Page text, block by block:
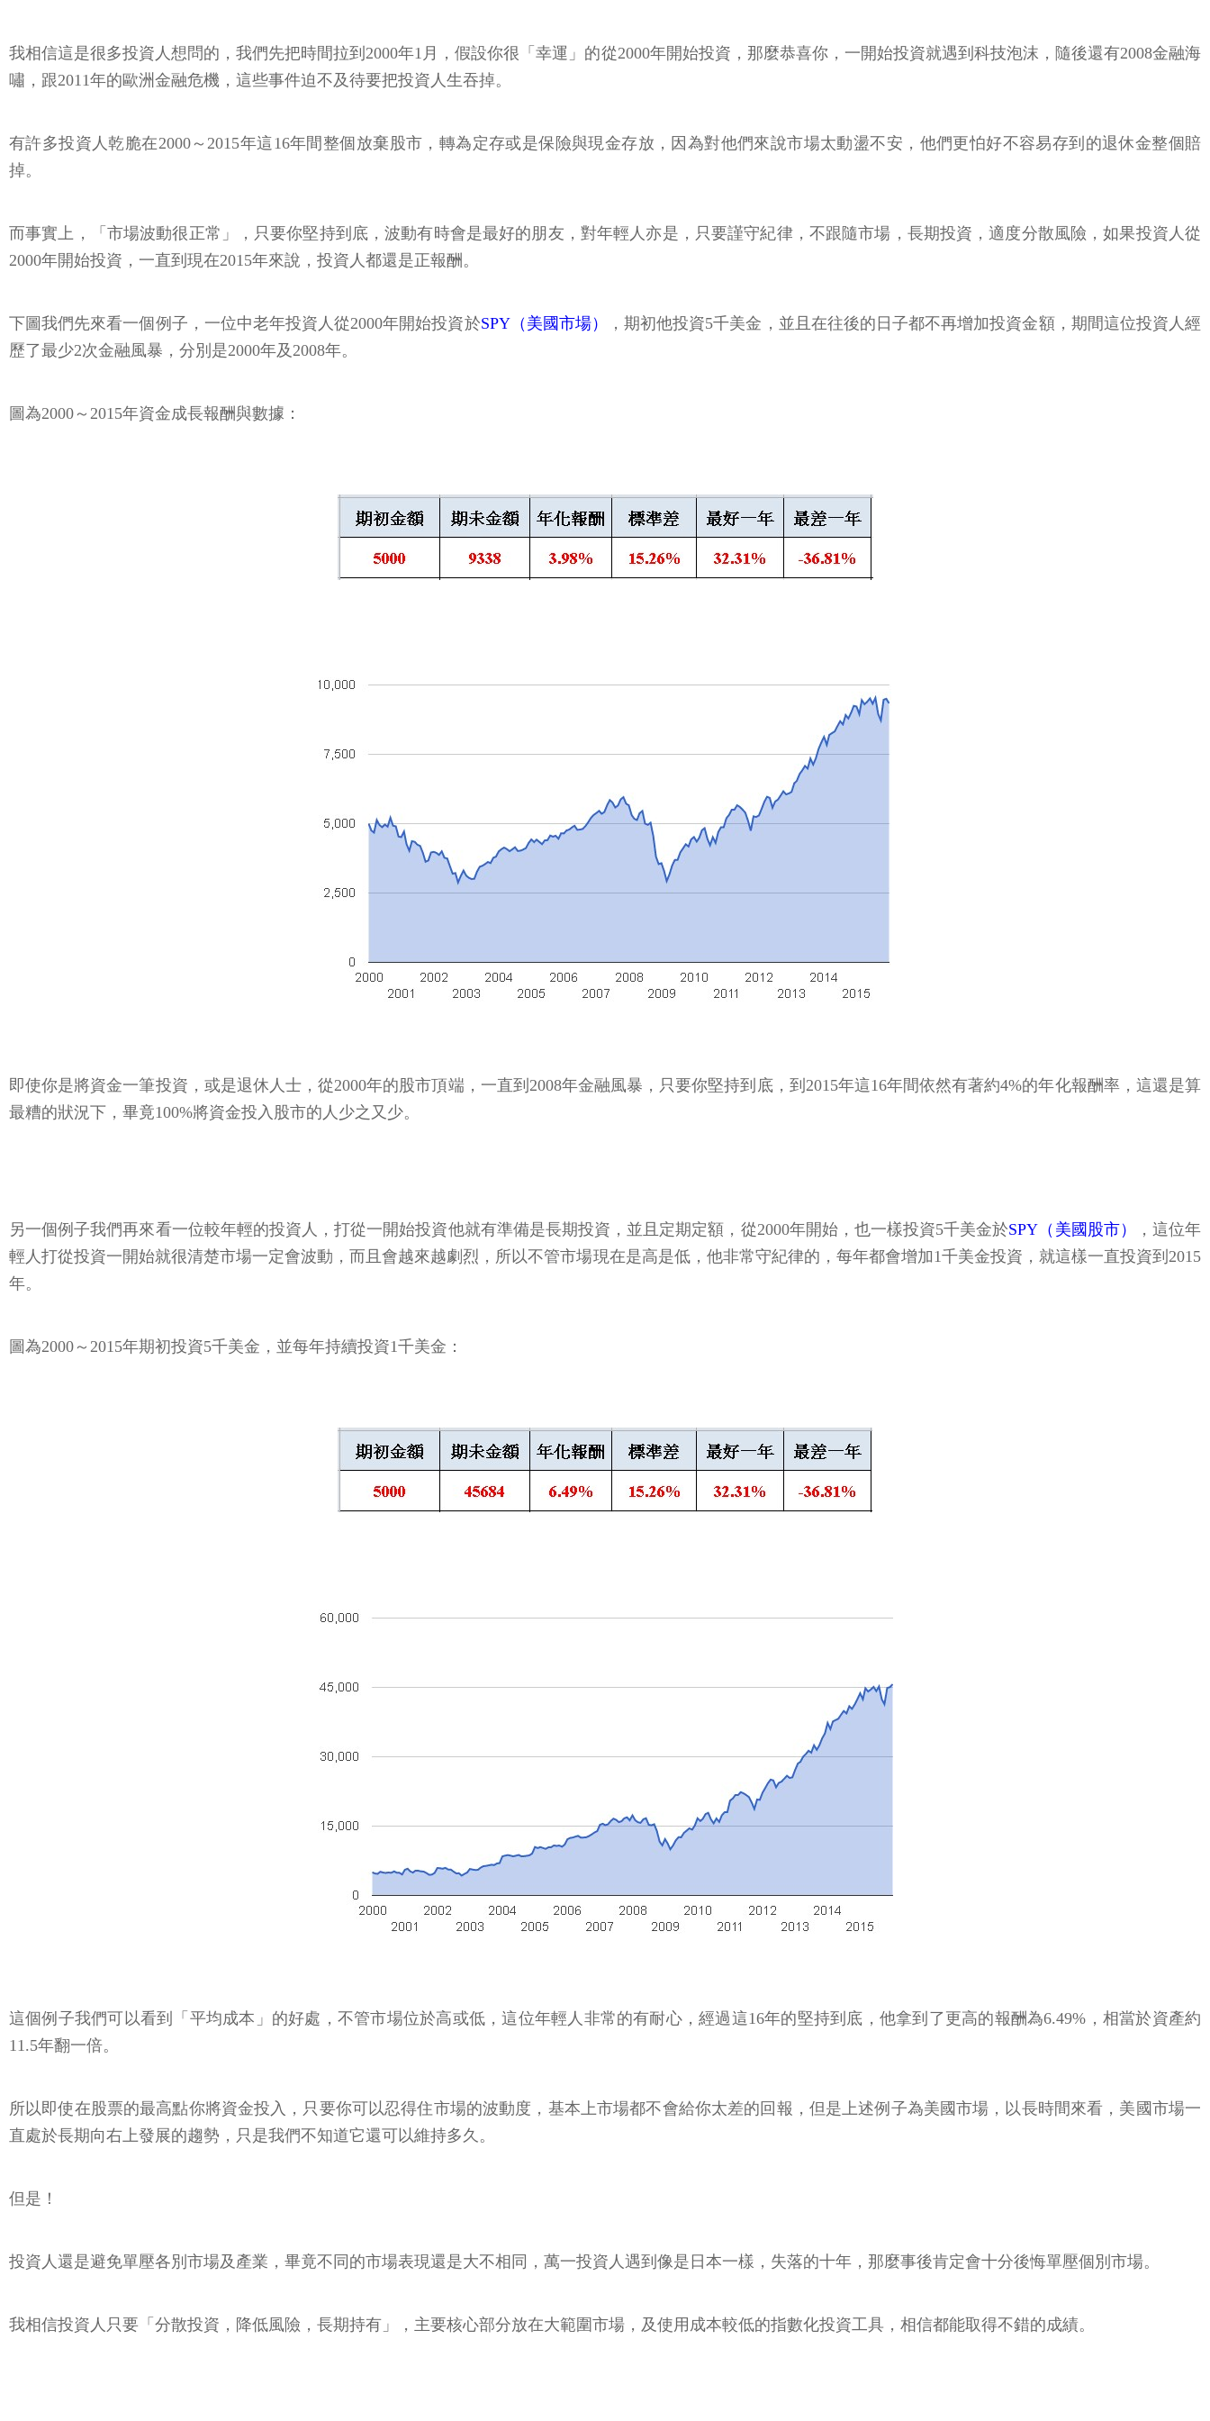
我相信這是很多投資人想問的，我們先把時間拉到2000年1月，假設你很「幸運」的從2000年開始投資，那麼恭喜你，一開始投資就遇到科技泡沫，隨後還有2008金融海
嘯，跟2011年的歐洲金融危機，這些事件迫不及待要把投資人生吞掉。
有許多投資人乾脆在2000～2015年這16年間整個放棄股市，轉為定存或是保險與現金存放，因為對他們來說市場太動盪不安，他們更怕好不容易存到的退休金整個賠
掉。
而事實上，「市場波動很正常」，只要你堅持到底，波動有時會是最好的朋友，對年輕人亦是，只要謹守紀律，不跟隨市場，長期投資，適度分散風險，如果投資人從
2000年開始投資，一直到現在2015年來說，投資人都還是正報酬。
下圖我們先來看一個例子，一位中老年投資人從2000年開始投資於SPY（美國市場）
，期初他投資5千美金，並且在往後的日子都不再增加投資金額，期間這位投資人經
歷了最少2次金融風暴，分別是2000年及2008年。
圖為2000～2015年資金成長報酬與數據：
即使你是將資金一筆投資，或是退休人士，從2000年的股市頂端，一直到2008年金融風暴，只要你堅持到底，到2015年這16年間依然有著約4%的年化報酬率，這還是算
最糟的狀況下，畢竟100%將資金投入股市的人少之又少。
另一個例子我們再來看一位較年輕的投資人，打從一開始投資他就有準備是長期投資，並且定期定額，從2000年開始，也一樣投資5千美金於SPY（美國股市）
，這位年
輕人打從投資一開始就很清楚市場一定會波動，而且會越來越劇烈，所以不管市場現在是高是低，他非常守紀律的，每年都會增加1千美金投資，就這樣一直投資到2015
年。
圖為2000～2015年期初投資5千美金，並每年持續投資1千美金：
這個例子我們可以看到「平均成本」的好處，不管市場位於高或低，這位年輕人非常的有耐心，經過這16年的堅持到底，他拿到了更高的報酬為6.49%，相當於資產約
11.5年翻一倍。
所以即使在股票的最高點你將資金投入，只要你可以忍得住市場的波動度，基本上市場都不會給你太差的回報，但是上述例子為美國市場，以長時間來看，美國市場一
直處於長期向右上發展的趨勢，只是我們不知道它還可以維持多久。
但是！
投資人還是避免單壓各別市場及產業，畢竟不同的市場表現還是大不相同，萬一投資人遇到像是日本一樣，失落的十年，那麼事後肯定會十分後悔單壓個別市場。
我相信投資人只要「分散投資，降低風險，長期持有」，主要核心部分放在大範圍市場，及使用成本較低的指數化投資工具，相信都能取得不錯的成績。